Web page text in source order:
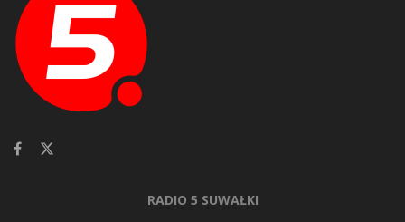
RADIO 5 SUWAŁKI